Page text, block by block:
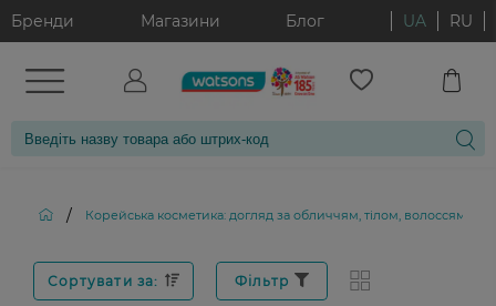
Бренди Магазини Блог UA RU
/ Корейська косметика: догляд за обличчям, тілом, волоссям і
Сортувати за: Фільтр